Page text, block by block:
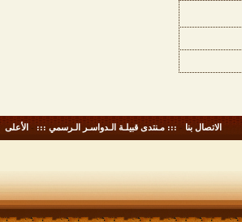
الاتصال بنا - ::: مـنتدى قبيلـة الـدواسـر الـرسمي ::: - الأعلى